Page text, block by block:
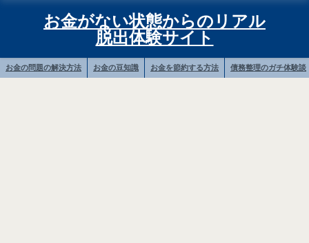
お金がない状態からのリアル
脱出体験サイト
お金の問題の解決方法 お金の豆知識 お金を節約する方法 債務整理のガチ体験談